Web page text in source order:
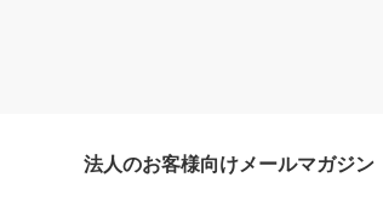
法人のお客様向けメールマガジン